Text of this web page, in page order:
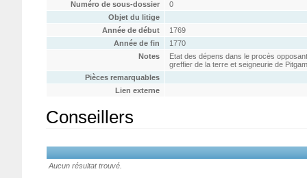
Numéro de sous-dossier
0
Objet du litige
Année de début
1769
Année de fin
1770
Notes
Etat des dépens dans le procès
greffier de la terre et seigneurie de
Pièces remarquables
Lien externe
Conseillers
Aucun résultat trouvé.